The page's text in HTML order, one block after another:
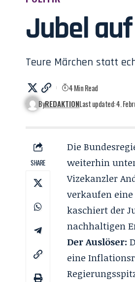
Jubel
Teure Märchen statt
ByREDAKTIONLast updated: 4.
4 Min Read
SHARE
Die
weiterhin
Vizekanzler
verkaufen
kaschiert der
nachhaltigen
Der Auslöser:
eine